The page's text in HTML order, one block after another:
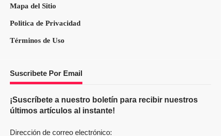
Mapa del Sitio
Politica de Privacidad
Términos de Uso
Suscribete Por Email
¡Suscríbete a nuestro boletín para recibir nuestros
últimos artículos al instante!
Dirección de correo electrónico: